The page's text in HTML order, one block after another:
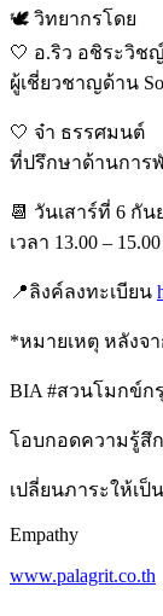
🕊️ วิทยากรโดย
🤍 อ.ริว อชิระวิช
ผู้เชี่ยวชาญด้าน
🤍 จ๋า ธรรศมนต์
ที่ปรึกษาด้านการ
📆 วันเสาร์ที่ 6 กัน
เวลา 13.00 –
📍ลิงค์ลงทะเบียน
*หมายเหตุ หลังจ
BIA #สวนโมกข์ก
โอบกอดความรู้สึ
เปลี่ยนภาระให้เป็
Empathy
www.palagrit.co.th